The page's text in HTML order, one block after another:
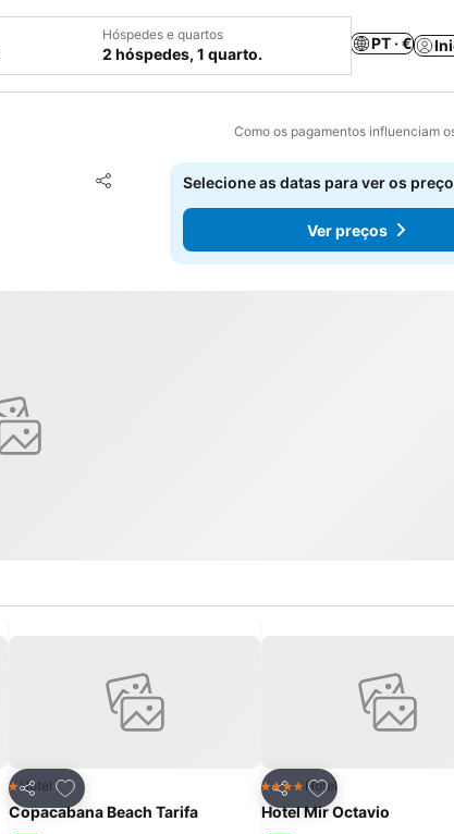
Hóspedes e quartos
2 hóspedes, 1 quarto.
PT · €
Como os pagamentos influenciam
Partilhar
Adicionar aos favoritos
Selecione as datas para ver os
Ver preços
Partilhar
Adicionar aos favoritos
1 Estrelas
Hotel
Copacabana Beach Tarifa
Partilhar
Adicionar aos
4 EstrelasHotel
Hotel Mir Octavio